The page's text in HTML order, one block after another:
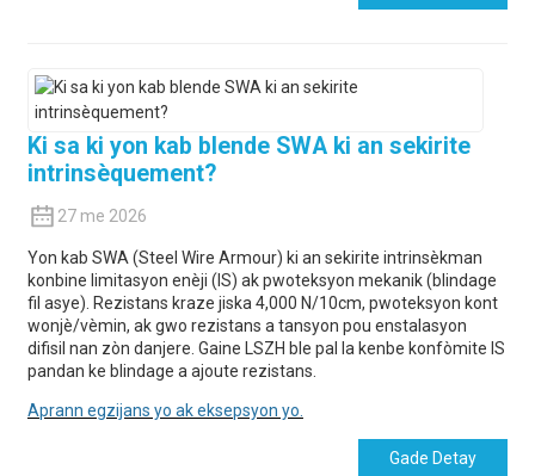
Ki sa ki yon kab blende SWA ki an sekirite
intrinsèquement?
27 me 2026
Yon kab SWA (Steel Wire Armour) ki an sekirite intrinsèkman
konbine limitasyon enèji (IS) ak pwoteksyon mekanik (blindage
fil asye). Rezistans kraze jiska 4,000 N/10cm, pwoteksyon kont
wonjè/vèmin, ak gwo rezistans a tansyon pou enstalasyon
difisil nan zòn danjere. Gaine LSZH ble pal la kenbe konfòmite IS
pandan ke blindage a ajoute rezistans.
Aprann egzijans yo ak eksepsyon yo.
Gade Detay